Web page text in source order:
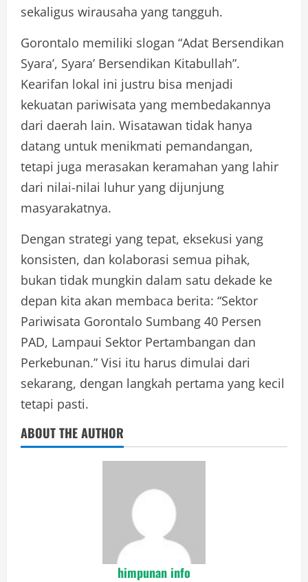
sekaligus wirausaha yang tangguh.
Gorontalo memiliki slogan “Adat Bersendikan
Syara’, Syara’ Bersendikan Kitabullah”.
Kearifan lokal ini justru bisa menjadi
kekuatan pariwisata yang membedakannya
dari daerah lain. Wisatawan tidak hanya
datang untuk menikmati pemandangan,
tetapi juga merasakan keramahan yang lahir
dari nilai-nilai luhur yang dijunjung
masyarakatnya.
Dengan strategi yang tepat, eksekusi yang
konsisten, dan kolaborasi semua pihak,
bukan tidak mungkin dalam satu dekade ke
depan kita akan membaca berita: “Sektor
Pariwisata Gorontalo Sumbang 40 Persen
PAD, Lampaui Sektor Pertambangan dan
Perkebunan.” Visi itu harus dimulai dari
sekarang, dengan langkah pertama yang kecil
tetapi pasti.
ABOUT THE AUTHOR
himpunan info